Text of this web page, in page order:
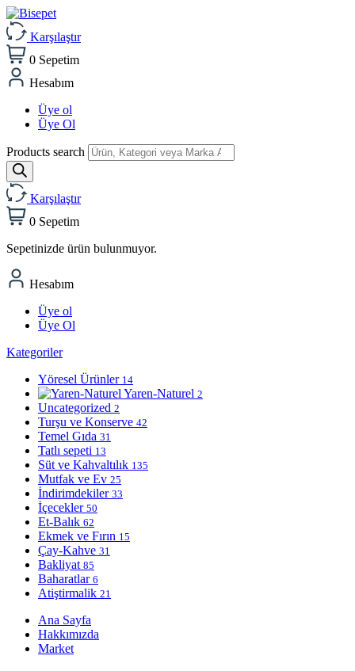
Karşılaştır
0 Sepetim
Hesabım
Üye ol
Üye Ol
Products search
Karşılaştır
0 Sepetim
Sepetinizde ürün bulunmuyor.
Hesabım
Üye ol
Üye Ol
Kategoriler
Yöresel Ürünler 14
Yaren-Naturel 2
Uncategorized 2
Turşu ve Konserve 42
Temel Gıda 31
Tatlı sepeti 13
Süt ve Kahvaltılık 135
Mutfak ve Ev 25
İndirimdekiler 33
İçecekler 50
Et-Balık 62
Ekmek ve Fırın 15
Çay-Kahve 31
Bakliyat 85
Baharatlar 6
Atiştirmalik 21
Ana Sayfa
Hakkımızda
Market